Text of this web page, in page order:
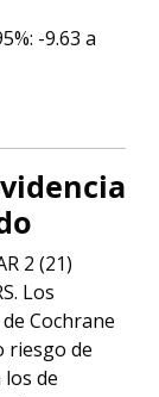
-9.63 a
2 (21)
Los
Cochrane
riesgo de
de